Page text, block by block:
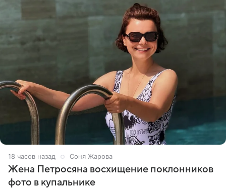
18 часов назад Соня Жарова
Жена Петросяна восхищение поклонников
фото в купальнике